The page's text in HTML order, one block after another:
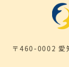
〒460-0002 愛